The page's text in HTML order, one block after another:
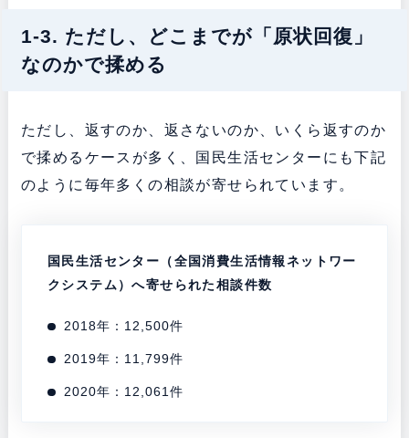
1-3. ただし、どこまでが「原状回復」
なのかで揉める
ただし、返すのか、返さないのか、いくら返すのか
で揉めるケースが多く、国民生活センターにも下記
のように毎年多くの相談が寄せられています。
国民生活センター（全国消費生活情報ネットワー
クシステム）へ寄せられた相談件数
2018年：12,500件
2019年：11,799件
2020年：12,061件